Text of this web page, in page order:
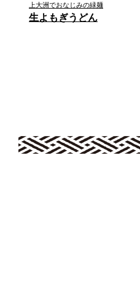
上大洲でおなじみの緑麺
生よもぎうどん